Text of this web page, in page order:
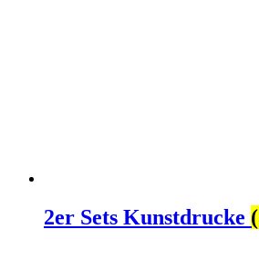
2er Sets Kunstdrucke